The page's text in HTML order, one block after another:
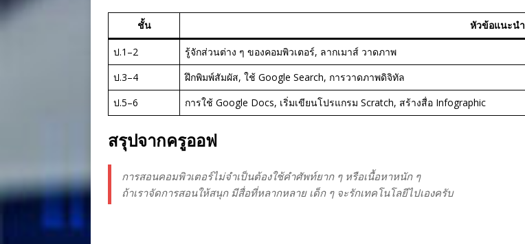
ชั้น หัวข้อแนะนำ
ป.1–2
รู้จักส่วนต่าง ๆ ของคอมพิวเตอร์, ลากเมาส์ วาดภาพ
ป.3–4
ฝึกพิมพ์สัมผัส, ใช้ Google Search, การวาดภาพดิจิทัล
ป.5–6
การใช้ Google Docs, เริ่มเขียนโปรแกรม Scratch, สร้างสื่อ Infographic
สรุปจากครูออฟ
การสอนคอมพิวเตอร์ไม่จำเป็นต้องใช้คำศัพท์ยาก ๆ หรือเนื้อหาหนัก ๆ
ถ้าเราจัดการสอนให้สนุก มีสื่อที่หลากหลาย เด็ก ๆ จะรักเทคโนโลยีไปเองครับ